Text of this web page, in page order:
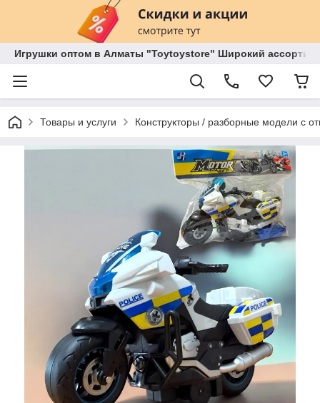
Игрушки оптом в Алматы "Toytoystore" Широкий
Товары и услуги Конструкторы / разборные модели с